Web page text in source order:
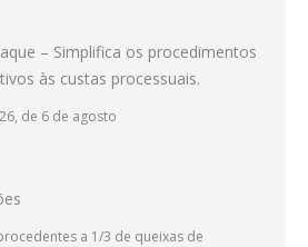
– Simplifica os procedimentos
às custas processuais.
de 6 de agosto
a 1/3 de queixas de